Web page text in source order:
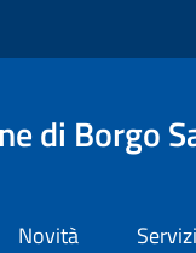
di Borgo
Novità Servizi